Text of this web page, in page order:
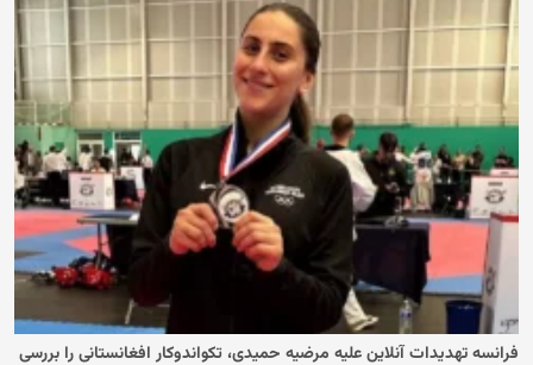
فرانسه تهدیدات آنلاین علیه مرضیه حمیدی، تکواندوکار افغانستانی را بررسی